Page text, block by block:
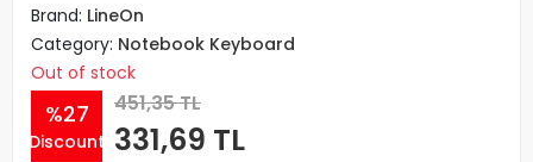
Brand: LineOn
Category: Notebook Keyboard
Out of stock
%27
Discount
451,35 TL
331,69 TL